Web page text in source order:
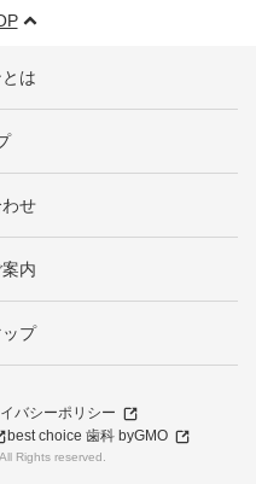
は
せ
内
プ
バシーポリシー
best choice 歯科 byGMO
Rights reserved.